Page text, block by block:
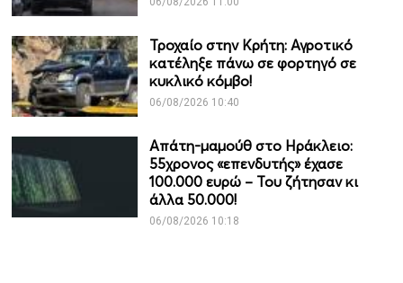
Τροχαίο στην Κρήτη: Αγροτικό
κατέληξε πάνω σε φορτηγό σε
κυκλικό κόμβο!
06/08/2026 10:40
Απάτη-μαμούθ στο Ηράκλειο:
55χρονος «επενδυτής» έχασε
100.000 ευρώ – Του ζήτησαν κι
άλλα 50.000!
06/08/2026 10:18